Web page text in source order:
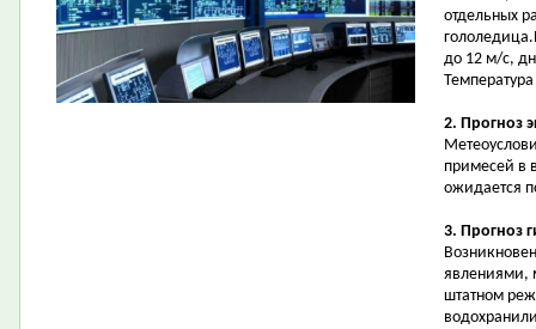
отдельных
до 12 м/с,
2. Прогноз
примесей в
ожидается
3. Прогноз
явлениями,
штатном